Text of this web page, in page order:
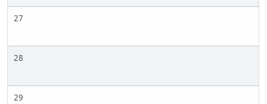
27
28
29